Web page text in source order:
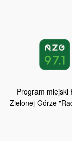
Program miejski
Zielonej Górze